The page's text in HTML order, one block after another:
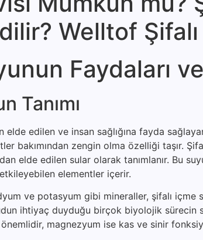
Welltof
Faydaları
Tanımı
elde edilen ve insan sağlığına fayda
bakımından zengin olma özelliği taşır.
elde edilen sular olarak tanımlanır. Bu
elementler içerir.
ve potasyum gibi mineraller, şifalı içme
ihtiyaç duyduğu birçok biyolojik sürecin
magnezyum ise kas ve sinir